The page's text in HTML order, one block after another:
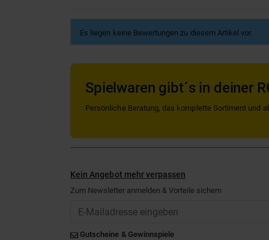
Es liegen keine Bewertungen zu diesem Artikel vor.
Spielwaren gibt´s in deiner
Persönliche Beratung, das komplette Sortiment und
Kein Angebot mehr verpassen
Zum Newsletter anmelden & Vorteile sichern
Gutscheine & Gewinnspiele